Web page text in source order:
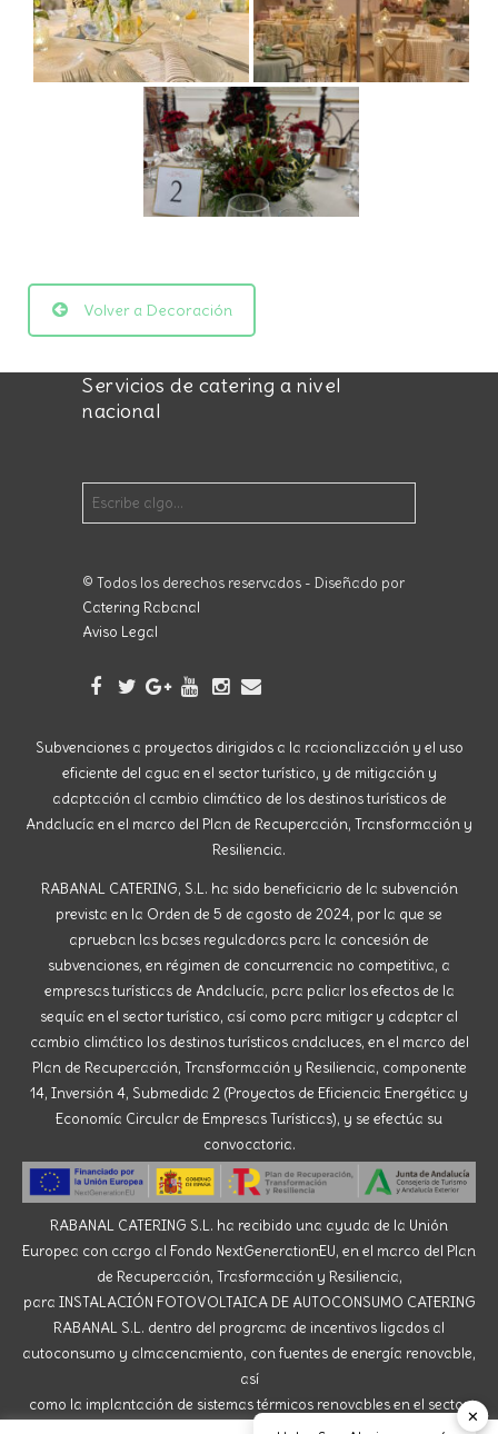
Volver a Decoración
Servicios de catering a nivel
nacional
© Todos los derechos reservados - Diseñado por
Catering Rabanal
Aviso Legal
Subvenciones a proyectos dirigidos a la racionalización y el uso
eficiente del agua en el sector turístico, y de mitigación y
adaptación al cambio climático de los destinos turísticos de
Andalucía en el marco del Plan de Recuperación, Transformación y
Resiliencia.
RABANAL CATERING, S.L. ha sido beneficiario de la subvención
prevista en la Orden de 5 de agosto de 2024, por la que se
aprueban las bases reguladoras para la concesión de
subvenciones, en régimen de concurrencia no competitiva, a
empresas turísticas de Andalucía, para paliar los efectos de la
sequía en el sector turístico, así como para mitigar y adaptar al
cambio climático los destinos turísticos andaluces, en el marco del
Plan de Recuperación, Transformación y Resiliencia, componente
14, Inversión 4, Submedida 2 (Proyectos de Eficiencia Energética y
Economía Circular de Empresas Turísticas), y se efectúa su
convocatoria.
RABANAL CATERING S.L. ha recibido una ayuda de la Unión
Europea con cargo al Fondo NextGenerationEU, en el marco del Plan
de Recuperación, Trasformación y Resiliencia,
para INSTALACIÓN FOTOVOLTAICA DE AUTOCONSUMO CATERING
RABANAL S.L. dentro del programa de incentivos ligados al
autoconsumo y almacenamiento, con fuentes de energía renovable,
así
como la implantación de sistemas térmicos renovables en el sector
residencial del Ministerio para la Transición Ecológica y el Reto
✕